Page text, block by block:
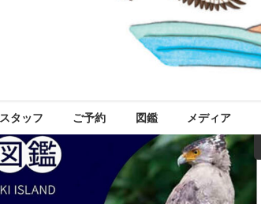
スタッフ ご予約 図鑑 メディア